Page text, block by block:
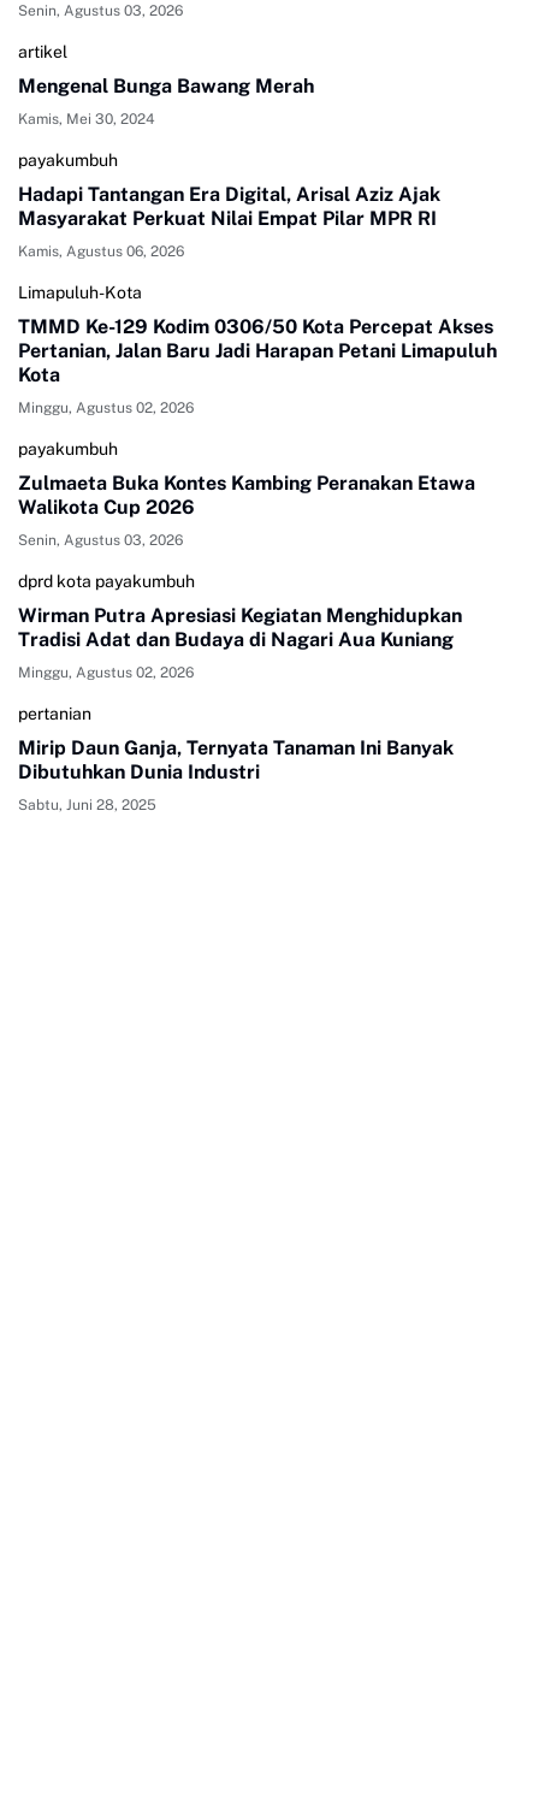
Senin, Agustus 03, 2026
artikel
Mengenal Bunga Bawang Merah
Kamis, Mei 30, 2024
payakumbuh
Hadapi Tantangan Era Digital, Arisal Aziz Ajak
Masyarakat Perkuat Nilai Empat Pilar MPR RI
Kamis, Agustus 06, 2026
Limapuluh-Kota
TMMD Ke-129 Kodim 0306/50 Kota Percepat Akses
Pertanian, Jalan Baru Jadi Harapan Petani Limapuluh
Kota
Minggu, Agustus 02, 2026
payakumbuh
Zulmaeta Buka Kontes Kambing Peranakan Etawa
Walikota Cup 2026
Senin, Agustus 03, 2026
dprd kota payakumbuh
Wirman Putra Apresiasi Kegiatan Menghidupkan
Tradisi Adat dan Budaya di Nagari Aua Kuniang
Minggu, Agustus 02, 2026
pertanian
Mirip Daun Ganja, Ternyata Tanaman Ini Banyak
Dibutuhkan Dunia Industri
Sabtu, Juni 28, 2025